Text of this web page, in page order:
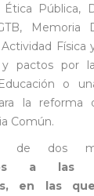
Pública,
Memoria
Física
pactos por
o
la reforma
Común.
de dos
a las
en las